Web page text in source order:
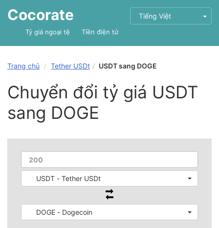
Cocorate Tiếng Việt
Tỷ giá ngoại tệ Tiền điện tử
Trang chủ Tether USDt USDT sang DOGE
Chuyển đổi tỷ giá USDT
sang DOGE
USDT - Tether USDt
DOGE - Dogecoin